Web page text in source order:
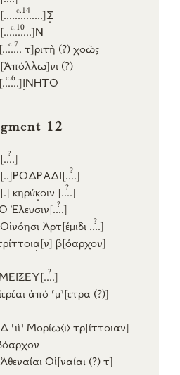
[.......
c.14
.......] Σ
[.....
c.10
.....] Ν
[....
c.7
... τ] ριτὴ (?) χοῶς
[Ἀπόλλω] (?)
[...
c.6
...] Ι ΝΗΤΟ
12
[..
?
..]
[..] ΡΟΔΡΑΔΙ [..
?
..]
[.] κηρύκ οιν [..
?
..]
Ο Ἐλευσιν [..
?
..]
Οἰνόησι Ἀρτ [έμιδι ..
?
..]
α [ν] β [όαρχον]
ΜΕΙΞΕΥ [..
?
..]
ἱερέαι ἀπό ⌈ μ ⌉ [ετρα (?)]
Δ ⌈ ιὶ ⌉ Μορίω ⟨ι⟩ τρ [ίττοιαν]
Ἀθεναίαι Οἰ [ναίαι (?) τ]